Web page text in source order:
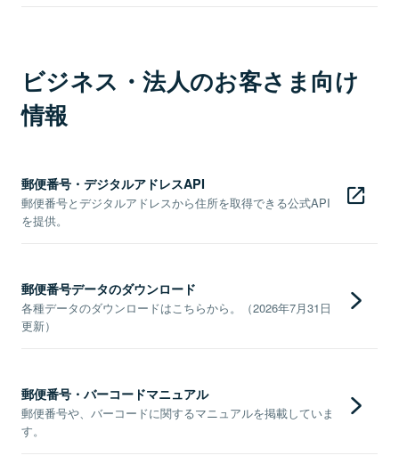
ビジネス・法人のお客さま向け
情報
郵便番号・デジタルアドレスAPI
郵便番号とデジタルアドレスから住所を取得できる公式API
を提供。
郵便番号データのダウンロード
各種データのダウンロードはこちらから。（2026年7月31日
更新）
郵便番号・バーコードマニュアル
郵便番号や、バーコードに関するマニュアルを掲載していま
す。